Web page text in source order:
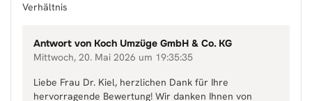
Verhältnis
Antwort von Koch Umzüge GmbH & Co. KG
Mittwoch, 20. Mai 2026 um 19:35:35
Liebe Frau Dr. Kiel, herzlichen Dank für Ihre
hervorragende Bewertung! Wir danken Ihnen von